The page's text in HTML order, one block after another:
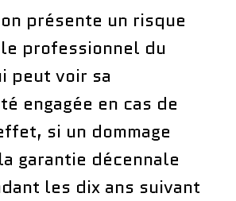
présente un risque
professionnel du
peut voir sa
engagée en cas de
si un dommage
garantie décennale
les dix ans suivant